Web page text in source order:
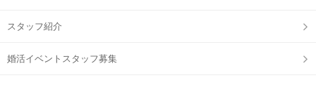
スタッフ紹介
婚活イベントスタッフ募集